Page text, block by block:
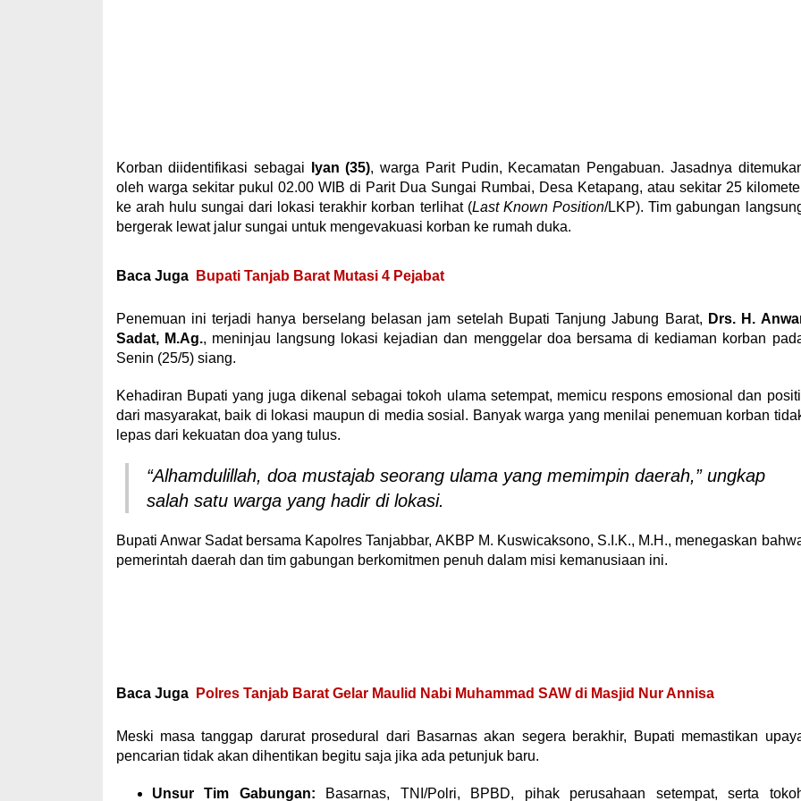
Korban diidentifikasi sebagai Iyan (35), warga Parit Pudin, Kecamatan Pengabuan. Jasadnya
oleh warga sekitar pukul 02.00 WIB di Parit Dua Sungai Rumbai, Desa Ketapang, atau sekitar 25
ke arah hulu sungai dari lokasi terakhir korban terlihat (Last Known Position/LKP). Tim gabungan
bergerak lewat jalur sungai untuk mengevakuasi korban ke rumah duka.
Baca Juga Bupati Tanjab Barat Mutasi 4 Pejabat
Penemuan ini terjadi hanya berselang belasan jam setelah Bupati Tanjung Jabung Barat, Drs. H.
Sadat, M.Ag., meninjau langsung lokasi kejadian dan menggelar doa bersama di kediaman korban
Senin (25/5) siang.
Kehadiran Bupati yang juga dikenal sebagai tokoh ulama setempat, memicu respons emosional dan
dari masyarakat, baik di lokasi maupun di media sosial. Banyak warga yang menilai penemuan korban
lepas dari kekuatan doa yang tulus.
“Alhamdulillah, doa mustajab seorang ulama yang memimpin daerah,” ungkap
salah satu warga yang hadir di lokasi.
Bupati Anwar Sadat bersama Kapolres Tanjabbar, AKBP M. Kuswicaksono, S.I.K., M.H., menegaskan
pemerintah daerah dan tim gabungan berkomitmen penuh dalam misi kemanusiaan ini.
Baca Juga Polres Tanjab Barat Gelar Maulid Nabi Muhammad SAW di Masjid Nur Annisa
Meski masa tanggap darurat prosedural dari Basarnas akan segera berakhir, Bupati memastikan
pencarian tidak akan dihentikan begitu saja jika ada petunjuk baru.
Unsur Tim Gabungan: Basarnas, TNI/Polri, BPBD, pihak perusahaan setempat, serta